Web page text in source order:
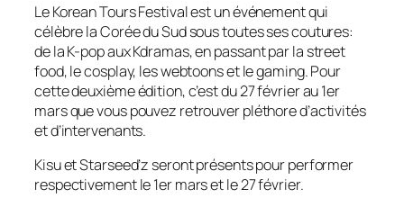
Le Korean Tours Festival est un événement qui
célèbre la Corée du Sud sous toutes ses coutures:
de la K-pop aux Kdramas, en passant par la street
food, le cosplay, les webtoons et le gaming. Pour
cette deuxième édition, c’est du 27 février au 1er
mars que vous pouvez retrouver pléthore d’activités
et d’intervenants.
Kisu et Starseed’z seront présents pour performer
respectivement le 1er mars et le 27 février.